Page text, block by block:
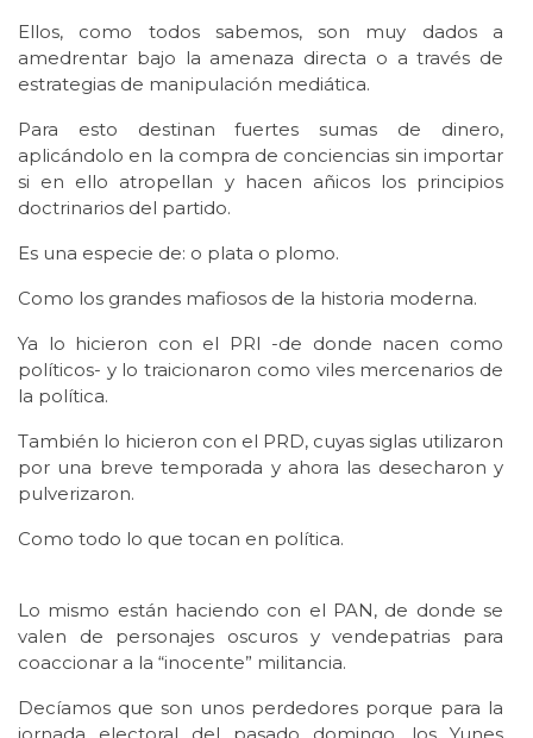
Ellos, como todos sabemos, son muy dados a
amedrentar bajo la amenaza directa o a través de
estrategias de manipulación mediática.
Para esto destinan fuertes sumas de dinero,
aplicándolo en la compra de conciencias sin importar
si en ello atropellan y hacen añicos los principios
doctrinarios del partido.
Es una especie de: o plata o plomo.
Como los grandes mafiosos de la historia moderna.
Ya lo hicieron con el PRI -de donde nacen como
políticos- y lo traicionaron como viles mercenarios de
la política.
También lo hicieron con el PRD, cuyas siglas utilizaron
por una breve temporada y ahora las desecharon y
pulverizaron.
Como todo lo que tocan en política.
Lo mismo están haciendo con el PAN, de donde se
valen de personajes oscuros y vendepatrias para
coaccionar a la “inocente” militancia.
Decíamos que son unos perdedores porque para la